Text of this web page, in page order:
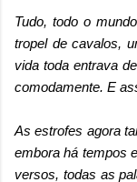
Tudo, todo o
tropel de cavalos,
vida toda entrava
comodamente. E
As estrofes agora
embora há tempos
versos, todas as